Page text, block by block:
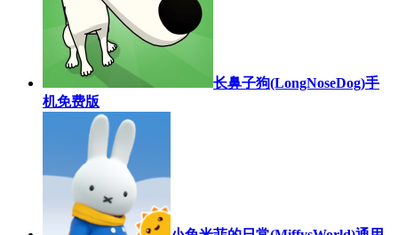
长鼻子狗(LongNoseDog)手
机免费版